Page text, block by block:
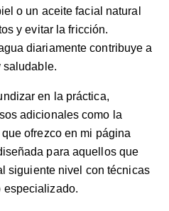
o un aceite facial natural
y evitar la fricción.
diariamente contribuye a
saludable.
en la práctica,
adicionales como la
ofrezco en mi página
para aquellos que
siguiente nivel con técnicas
especializado.